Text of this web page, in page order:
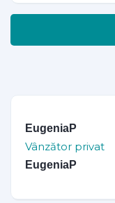
EugeniaP
Vânzător privat
EugeniaP